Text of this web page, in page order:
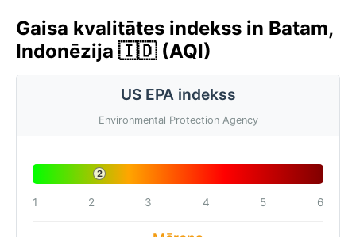
Gaisa kvalitātes indekss in Batam,
Indonēzija 🇮🇩 (AQI)
US EPA indekss
Environmental Protection Agency
2
1 2 3 4 5 6